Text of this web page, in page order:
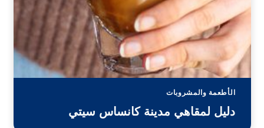
الأطعمة والمشروبات
دليل لمقاهي مدينة كانساس سيتي